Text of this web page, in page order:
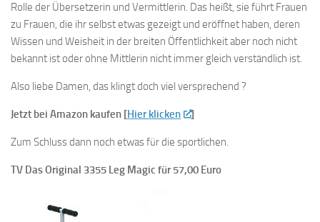
Rolle der Übersetzerin und Vermittlerin. Das heißt, sie führt Frauen
zu Frauen, die ihr selbst etwas gezeigt und eröffnet haben, deren
Wissen und Weisheit in der breiten Öffentlichkeit aber noch nicht
bekannt ist oder ohne Mittlerin nicht immer gleich verständlich ist.
Also liebe Damen, das klingt doch viel versprechend ?
Jetzt bei Amazon kaufen [Hier klicken ]
Zum Schluss dann noch etwas für die sportlichen.
TV Das Original 3355 Leg Magic für 57,00 Euro